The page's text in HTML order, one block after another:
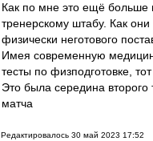
Как по мне это ещё больше
тренерскому штабу. Как они
физически неготового
Имея современную
тесты по физподготовке,
Это была середина второго
матча
Редактировалось 30 май 2023 17:52